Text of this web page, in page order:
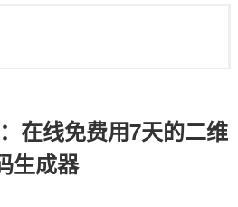
在线免费用7天的二维
生成器